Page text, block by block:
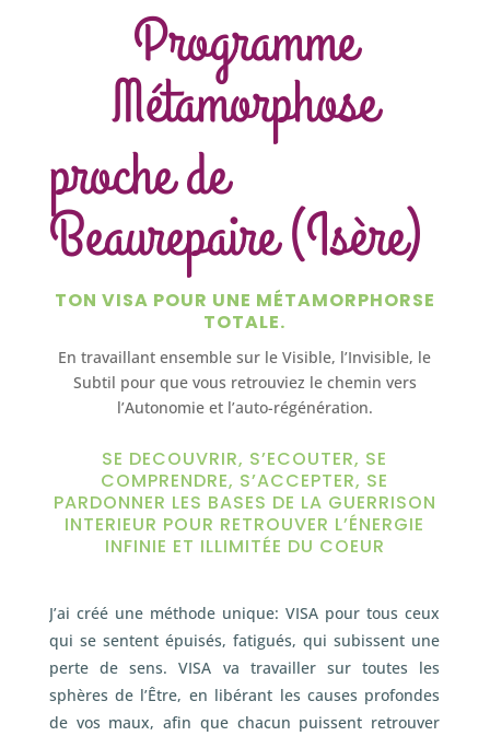
Programme
Métamorphose
proche de
Beaurepaire (Isère)
TON VISA POUR UNE MÉTAMORPHORSE
TOTALE.
En travaillant ensemble sur le Visible, l’Invisible, le
Subtil pour que vous retrouviez le chemin vers
l’Autonomie et l’auto-régénération.
SE DECOUVRIR, S’ECOUTER, SE
COMPRENDRE, S’ACCEPTER, SE
PARDONNER LES BASES DE LA GUERRISON
INTERIEUR POUR RETROUVER L’ÉNERGIE
INFINIE ET ILLIMITÉE DU COEUR
J’ai créé une méthode unique: VISA pour tous ceux
qui se sentent épuisés, fatigués, qui subissent une
perte de sens. VISA va travailler sur toutes les
sphères de l’Être, en libérant les causes profondes
de vos maux, afin que chacun puissent retrouver